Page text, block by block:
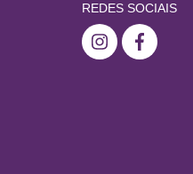
REDES SOCIAIS